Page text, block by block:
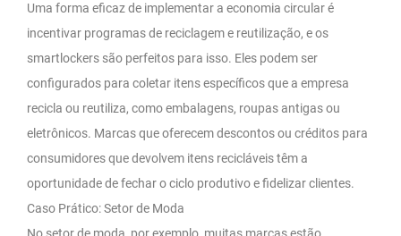
Uma forma eficaz de implementar a economia circular é
incentivar programas de reciclagem e reutilização, e os
smartlockers são perfeitos para isso. Eles podem ser
configurados para coletar itens específicos que a empresa
recicla ou reutiliza, como embalagens, roupas antigas ou
eletrônicos. Marcas que oferecem descontos ou créditos para
consumidores que devolvem itens recicláveis têm a
oportunidade de fechar o ciclo produtivo e fidelizar clientes.
Caso Prático: Setor de Moda